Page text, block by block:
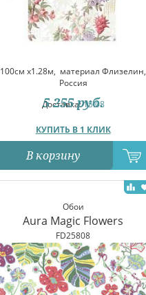
100см x1.28м, материал Флизелин,
Россия
Доставка:15.08
КУПИТЬ В 1 КЛИК
5 255 руб.
В корзину
Обои
Aura Magic Flowers
FD25808